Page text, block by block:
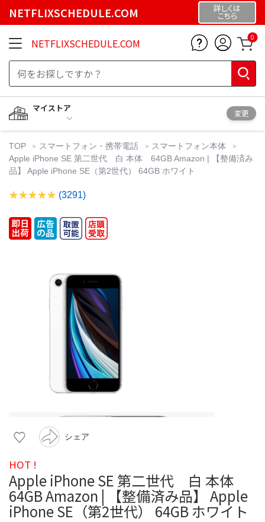
NETFLIXSCHEDULE.COM 詳しくは
こちら
NETFLIXSCHEDULE.COM 0
マイストア
変更
TOP スマートフォン・携帯電話
スマートフォン本体
Apple iPhone SE 第二世代 白 本体 64GB Amazon | 【整備済み
品】 Apple iPhone SE（第2世代） 64GB ホワイト
(3291)
シェア
HOT !
Apple iPhone SE 第二世代 白 本体
64GB Amazon | 【整備済み品】 Apple
iPhone SE（第2世代） 64GB ホワイト